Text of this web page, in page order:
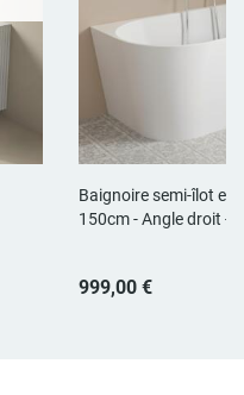
Baignoire semi-îlot en
150cm - Angle droit -
999,00 €